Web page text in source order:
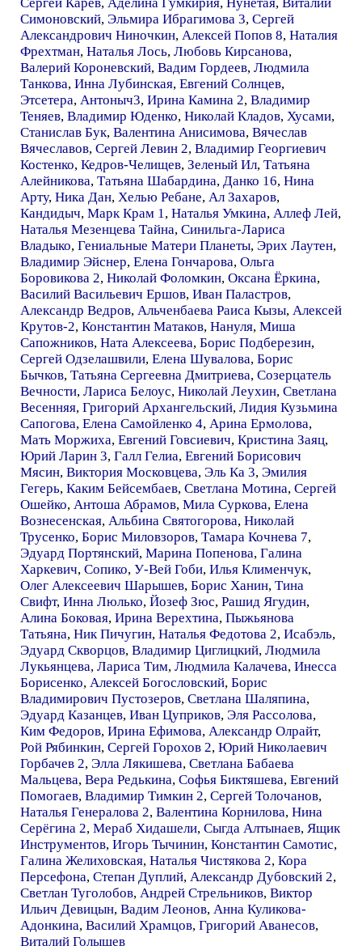
Симоновский, Эльмира Ибрагимова 3, Сергей
Александрович Ниночкин, Алексей Попов 8, Наталия
Фрехтман, Наталья Лось, Любовь Кирсанова,
Валерий Короневский, Вадим Гордеев, Людмила
Танкова, Инна Лубинская, Евгений Солнцев,
Этсетера, Антоныч3, Ирина Камина 2, Владимир
Теняев, Владимир Юденко, Николай Кладов, Хусами,
Станислав Бук, Валентина Анисимова, Вячеслав
Вячеславов, Сергей Левин 2, Владимир Георгиевич
Костенко, Кедров-Челищев, Зеленый Ил, Татьяна
Алейникова, Татьяна Шабардина, Данко 16, Нина
Арту, Ника Дан, Хелью Ребане, Ал Захаров,
Кандидыч, Марк Крам 1 , Наталья Умкина, Аллеф Лей,
Наталья Мезенцева Тайна, Синильга-Лариса
Владыко, Гениальные Матери Планеты, Эрих Лаутен,
Владимир Эйснер, Елена Гончарова, Ольга
Боровикова 2, Николай Фоломкин, Оксана Ёркина,
Василий Васильевич Ершов, Иван Паластров,
Александр Ведров, Альченбаева Раиса Кызы, Алексей
Крутов-2, Константин Матаков, Нануля, Миша
Сапожников, Ната Алексеева, Борис Подберезин,
Сергей Одзелашвили, Елена Шувалова, Борис
Бычков, Татьяна Сергеевна Дмитриева, Созерцатель
Вечности, Лариса Белоус, Николай Леухин, Светлана
Весенняя, Григорий Архангельский, Лидия Кузьмина
Сапогова, Елена Самойленко 4, Арина Ермолова,
Мать Моржиха, Евгений Говсиевич, Кристина Заяц,
Юрий Ларин 3, Галл Гелиа, Евгений Борисович
Мясин, Виктория Московцева, Эль Ка 3, Эмилия
Гегерь, Каким Бейсембаев, Светлана Мотина, Сергей
Ошейко, Антоша Абрамов, Мила Суркова, Елена
Вознесенская, Альбина Святогорова, Николай
Трусенко, Борис Миловзоров, Тамара Кочнева 7,
Эдуард Портянский, Марина Попенова, Галина
Харкевич, Сопико, У-Вей Гоби, Илья Клименчук,
Олег Алексеевич Шарышев, Борис Ханин, Тина
Свифт, Инна Люлько, Йозеф Зюс, Рашид Ягудин,
Алина Боковая, Ирина Верехтина, Пыжьянова
Татьяна, Ник Пичугин, Наталья Федотова 2, Исабэль,
Эдуард Скворцов, Владимир Циглицкий, Людмила
Лукьянцева, Лариса Тим, Людмила Калачева, Инесса
Борисенко, Алексей Богословский, Борис
Владимирович Пустозеров, Светлана Шаляпина,
Эдуард Казанцев, Иван Цуприков, Эля Рассолова,
Ким Федоров, Ирина Ефимова, Александр Олрайт,
Рой Рябинкин, Сергей Горохов 2, Юрий Николаевич
Горбачев 2, Элла Лякишева, Светлана Бабаева
Мальцева, Вера Редькина, Софья Биктяшева, Евгений
Помогаев, Владимир Тимкин 2, Сергей Толочанов,
Наталья Генералова 2, Валентина Корнилова, Нина
Серёгина 2, Мераб Хидашели, Сыгда Алтынаев, Ящик
Инструментов, Игорь Тычинин, Константин Самотис,
Галина Желиховская, Наталья Чистякова 2, Кора
Персефона, Степан Дуплий, Александр Дубовский 2,
Светлан Туголобов, Андрей Стрельников, Виктор
Ильич Девицын, Вадим Леонов, Анна Куликова-
Адонкина, Василий Храмцов, Григорий Аванесов,
Виталий Голышев